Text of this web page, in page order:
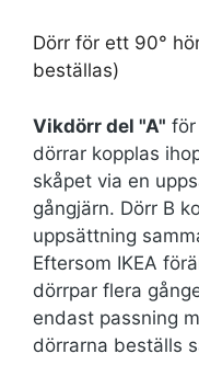
Dörr för ett 90°
beställas)
Vikdörr del "A"
dörrar kopplas
skåpet via en
gångjärn. Dörr B
uppsättning
Eftersom IKEA
dörrpar flera
endast passning
dörrarna beställs